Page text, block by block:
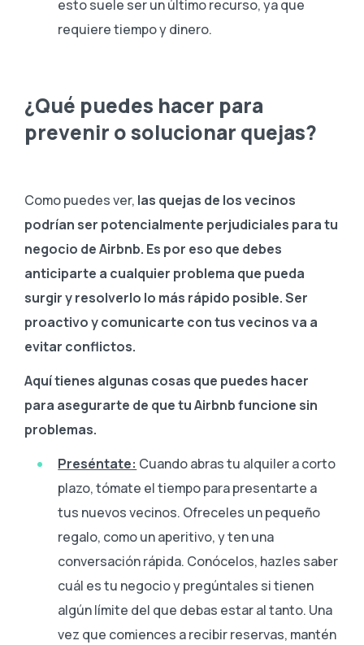
esto suele ser un último recurso, ya que
requiere tiempo y dinero.
¿Qué puedes hacer para
prevenir o solucionar quejas?
Como puedes ver, las quejas de los vecinos
podrían ser potencialmente perjudiciales para tu
negocio de Airbnb. Es por eso que debes
anticiparte a cualquier problema que pueda
surgir y resolverlo lo más rápido posible.Ser
proactivo y comunicarte con tus vecinos va a
evitar conflictos.
Aquí tienes algunas cosas que puedes hacer
para asegurarte de que tu Airbnb funcione sin
problemas.
Preséntate: Cuando abras tu alquiler a corto
plazo, tómate el tiempo para presentarte a
tus nuevos vecinos. Ofreceles un pequeño
regalo, como un aperitivo, y ten una
conversación rápida. Conócelos, hazles saber
cuál es tu negocio y pregúntales si tienen
algún límite del que debas estar al tanto. Una
vez que comiences a recibir reservas, mantén